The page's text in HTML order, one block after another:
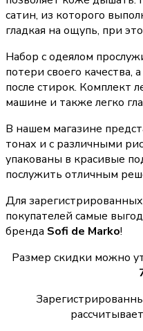
сатин, из которого
гладкая на ощупь, при
Набор с одеялом
потери своего качества,
после стирок. Комплект
машине и также легко
В нашем магазине
тонах и с различными
упакованы в красивые
послужить отличным
Для
покупателей самые
бренда Sofi de Marko!
Размер скидки можно